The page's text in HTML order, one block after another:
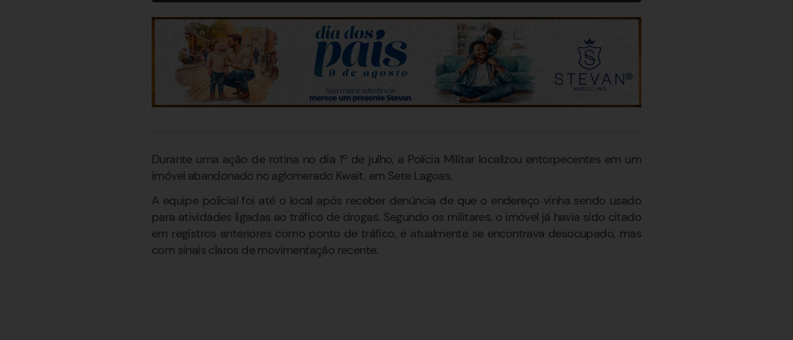
Durante uma ação de rotina no dia 1º de julho, a Polícia Militar localizou entorpecentes em um
imóvel abandonado no aglomerado Kwait, em Sete Lagoas.
A equipe policial foi até o local após receber denúncia de que o endereço vinha sendo usado
para atividades ligadas ao tráfico de drogas. Segundo os militares, o imóvel já havia sido citado
em registros anteriores como ponto de tráfico, e atualmente se encontrava desocupado, mas
com sinais claros de movimentação recente.